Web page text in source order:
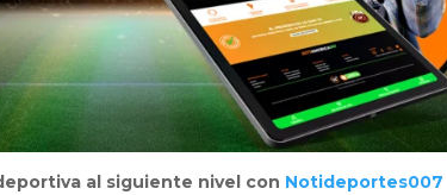
al siguiente nivel con Notideportes007